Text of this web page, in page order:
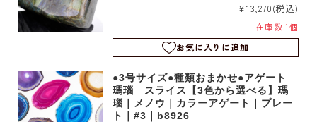
¥13,270(税込)
在庫数 1個
お気に入りに追加
●3号サイズ●種類おまかせ●アゲート
瑪瑙 スライス【3色から選べる】瑪
瑙｜メノウ｜カラーアゲート｜プレー
ト｜#3｜b8926